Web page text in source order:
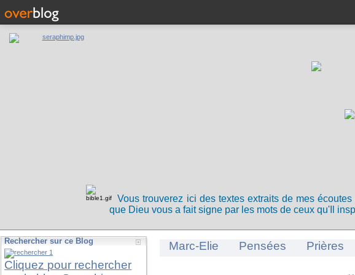
Vous trouverez ici des textes extraits de mes
que Dieu vous a fait signe par les mots de ceux qu'Il
Rechercher sur ce Blog
Cliquez pour rechercher
Marc-Elie Pensées Prières